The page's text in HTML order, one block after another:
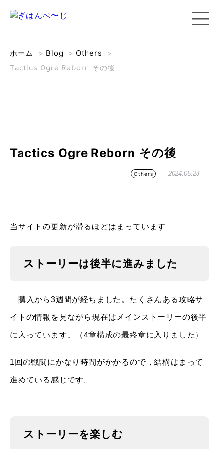
ホーム > Blog > Others
>
Tactics Ogre Reborn その後
Tactics Ogre Reborn その後
Others 2024.05.28
当サイトの更新が滞るほどはまっています
ストーリーは後半に進みました
購入から3週間が経ちました。たくさんある攻略サ
イトの情報を見ながら現在はメインストーリーの後半
に入っています。（4章構成の最終章に入りました）
1回の戦闘にかなり時間がかかるので，結構はまって
進めている感じです。
ストーリーを楽しむ